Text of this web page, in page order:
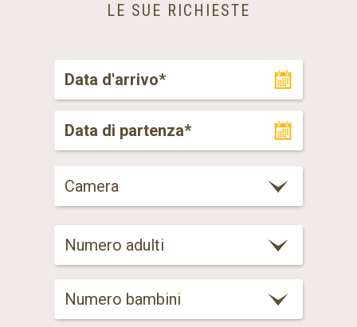
LE SUE RICHIESTE
Camera
Numero adulti
Numero bambini